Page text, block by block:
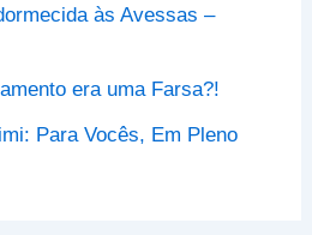
às Avessas –
era uma Farsa?!
Para Vocês, Em Pleno